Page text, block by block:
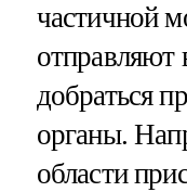
частичной
отправляют
добраться
органы.
области